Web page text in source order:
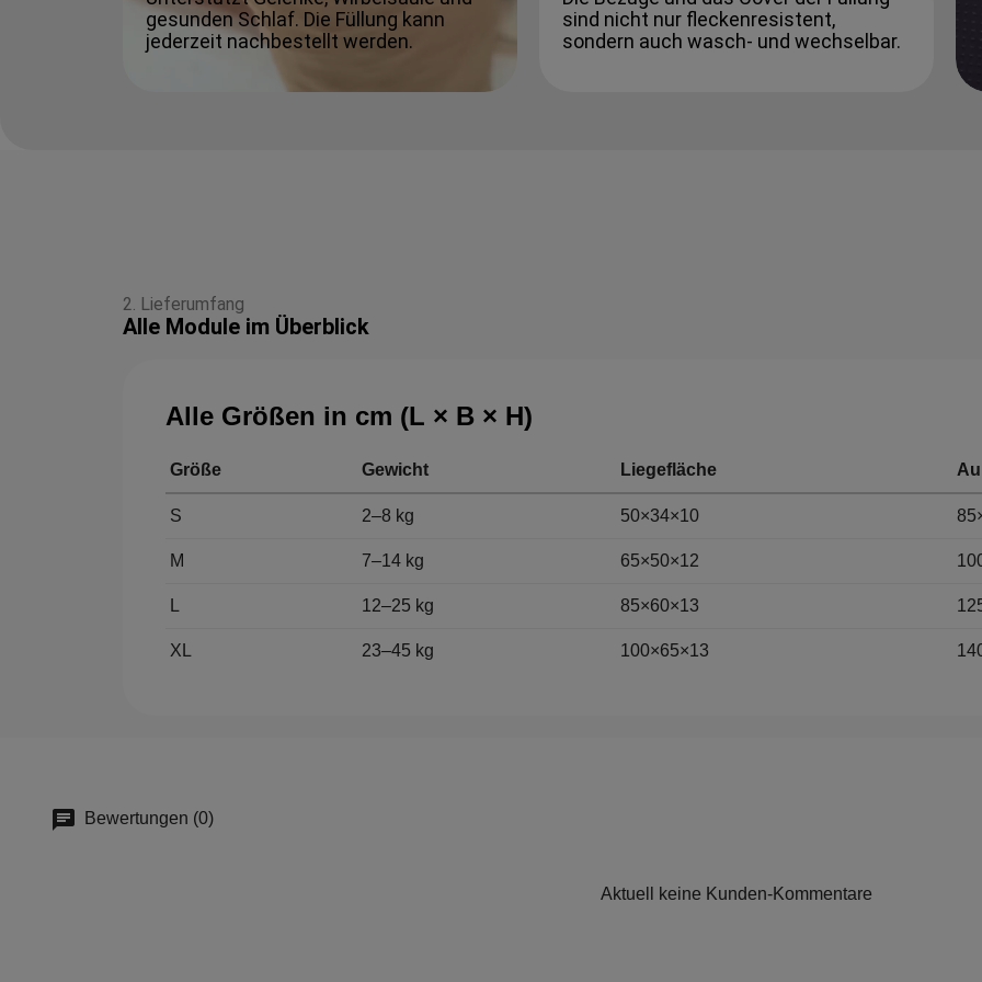
gesunden Schlaf. Die Füllung kann
jederzeit nachbestellt werden.
sind nicht nur fleckenresistent,
sondern auch wasch- und wechselbar.
2. Lieferumfang
Alle Module im Überblick
Alle Größen in cm (L × B × H)
Größe Gewicht Liegefläche
S 2–8 kg 50×34×10
M 7–14 kg 65×50×12
L 12–25 kg 85×60×13
XL 23–45 kg 100×65×13
Bewertungen (0)
Aktuell keine Kunden-Kommentare